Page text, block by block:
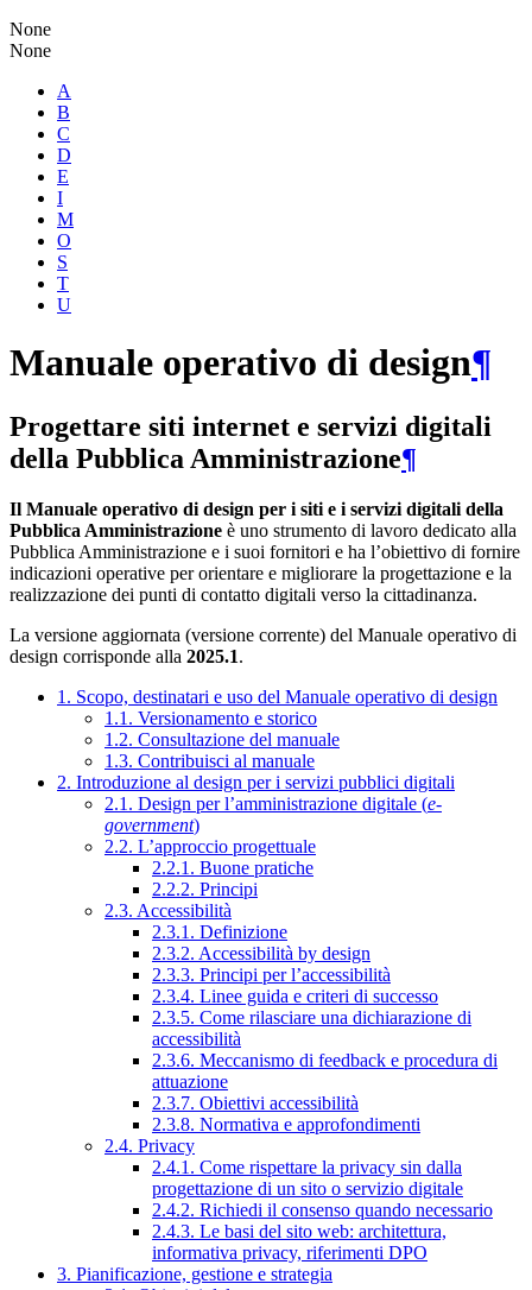
None
None
A
B
C
D
E
I
M
O
S
T
U
Manuale operativo di design¶
Progettare siti internet e servizi digitali
della Pubblica Amministrazione¶
Il Manuale operativo di design per i siti e i servizi digitali della
Pubblica Amministrazione è uno strumento di lavoro dedicato alla
Pubblica Amministrazione e i suoi fornitori e ha l’obiettivo di fornire
indicazioni operative per orientare e migliorare la progettazione e la
realizzazione dei punti di contatto digitali verso la cittadinanza.
La versione aggiornata (versione corrente) del Manuale operativo di
design corrisponde alla 2025.1.
1. Scopo, destinatari e uso del Manuale operativo di design
1.1. Versionamento e storico
1.2. Consultazione del manuale
1.3. Contribuisci al manuale
2. Introduzione al design per i servizi pubblici digitali
2.1. Design per l’amministrazione digitale (e-
government)
2.2. L’approccio progettuale
2.2.1. Buone pratiche
2.2.2. Principi
2.3. Accessibilità
2.3.1. Definizione
2.3.2. Accessibilità by design
2.3.3. Principi per l’accessibilità
2.3.4. Linee guida e criteri di successo
2.3.5. Come rilasciare una dichiarazione di
accessibilità
2.3.6. Meccanismo di feedback e procedura di
attuazione
2.3.7. Obiettivi accessibilità
2.3.8. Normativa e approfondimenti
2.4. Privacy
2.4.1. Come rispettare la privacy sin dalla
progettazione di un sito o servizio digitale
2.4.2. Richiedi il consenso quando necessario
2.4.3. Le basi del sito web: architettura,
informativa privacy, riferimenti DPO
3. Pianificazione, gestione e strategia